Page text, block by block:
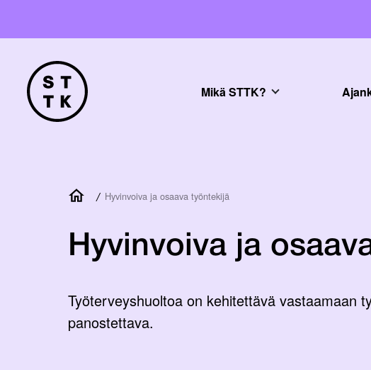
Mikä STTK?
/ Hyvinvoiva ja osaava työntekijä
Hyvinvoiva ja
Työterveyshuoltoa on kehitettävä vastaamaan
panostettava.